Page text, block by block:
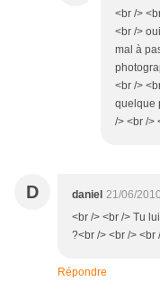
<br />
<br />
mal à
<br />
quelque
/> <br />
D daniel 21/06/
<br /> <br /> Tu
?<br /> <br /> <br
Répondre